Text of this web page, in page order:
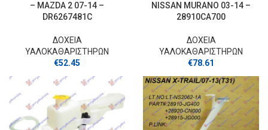
– MAZDA 2 07-14 –
DR6267481C
ΔΟΧΕΙΑ
ΥΑΛΟΚΑΘΑΡΙΣΤΗΡΩΝ
€52.45
NISSAN MURANO 03-14 –
28910CA700
ΔΟΧΕΙΑ
ΥΑΛΟΚΑΘΑΡΙΣΤΗΡΩΝ
€78.61